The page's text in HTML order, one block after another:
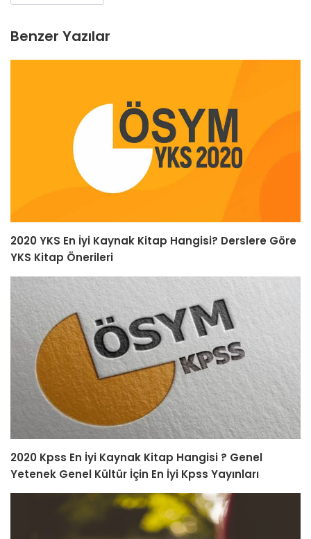
Benzer Yazılar
2020 YKS En İyi Kaynak Kitap Hangisi? Derslere Göre
YKS Kitap Önerileri
2020 Kpss En İyi Kaynak Kitap Hangisi ? Genel
Yetenek Genel Kültür İçin En İyi Kpss Yayınları